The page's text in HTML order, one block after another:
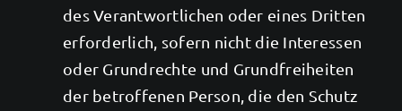
des Verantwortlichen oder eines Dritten
erforderlich, sofern nicht die Interessen
oder Grundrechte und Grundfreiheiten
der betroffenen Person, die den Schutz